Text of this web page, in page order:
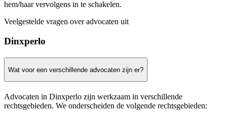
hem/haar vervolgens in te schakelen.
Veelgestelde vragen over advocaten uit
Dinxperlo
Wat voor een verschillende advocaten zijn er?
Advocaten in Dinxperlo zijn werkzaam in verschillende
rechtsgebieden. We onderscheiden de volgende rechtsgebieden: